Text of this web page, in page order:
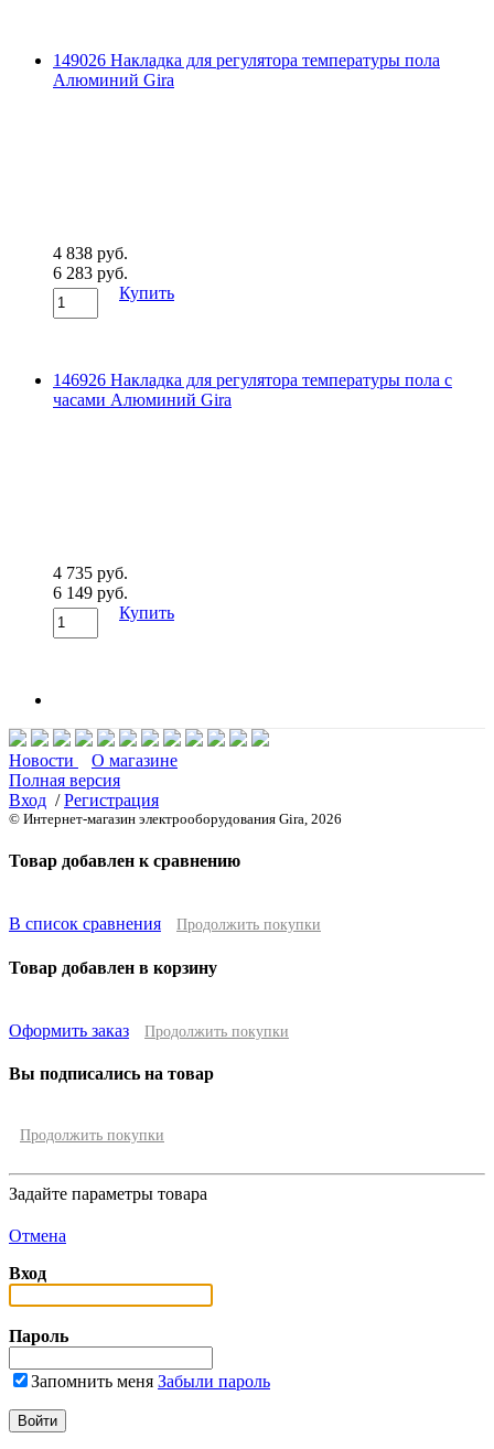
149026 Накладка для регулятора температуры пола
Алюминий Gira
4 838 руб.
6 283 руб.
Купить
146926 Накладка для регулятора температуры пола с
часами Алюминий Gira
4 735 руб.
6 149 руб.
Купить
Новости
О магазине
Полная версия
Вход /Регистрация
© Интернет-магазин электрооборудования Gira, 2026
Товар добавлен к сравнению
В список сравнения Продолжить покупки
Товар добавлен в корзину
Оформить заказ Продолжить покупки
Вы подписались на товар
Продолжить покупки
Задайте параметры товара
Отмена
Вход
Пароль
Запомнить меня Забыли пароль